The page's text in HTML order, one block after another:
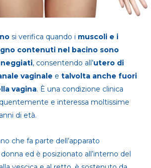
si verifica quando i muscoli e i
contenuti nel bacino sono
, consentendo all’utero di
vaginale e talvolta anche fuori
vagina. È una condizione clinica
e interessa moltissime
di età.
che fa parte dell’apparato
ed è posizionato all’interno del